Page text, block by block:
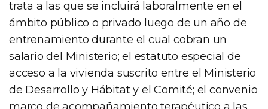
trata a las que se incluirá laboralmente en el
ámbito público o privado luego de un año de
entrenamiento durante el cual cobran un
salario del Ministerio; el estatuto especial de
acceso a la vivienda suscrito entre el Ministerio
de Desarrollo y Hábitat y el Comité; el convenio